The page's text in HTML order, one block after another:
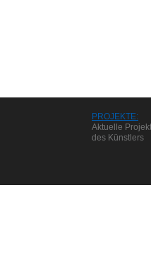
PROJEKTE:
Aktuelle
des Künstlers